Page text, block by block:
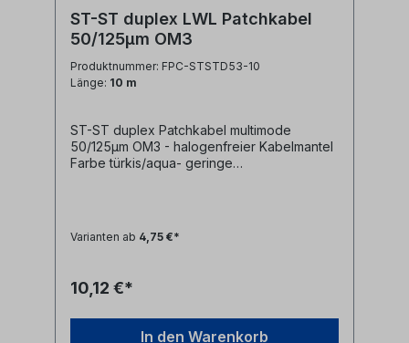
ST-ST duplex LWL Patchkabel
50/125µm OM3
Produktnummer: FPC-STSTD53-10
Länge: 10 m
ST-ST duplex Patchkabel multimode
50/125µm OM3 - halogenfreier Kabelmantel
Farbe türkis/aqua- geringe
Varianten ab 4,75 €*
10,12 €*
In den Warenkorb